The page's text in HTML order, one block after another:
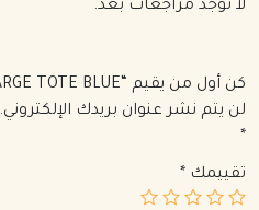
لا توجد مراجعات بعد.
كن أول من يقيم “CHANEL DEAUVILLE LARGE TOTE BLUE”
لن يتم نشر عنوان بريدك الإلكتروني.
*
تقييمك *